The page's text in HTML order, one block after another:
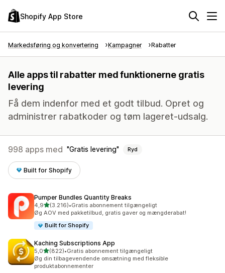
Shopify App Store
Markedsføring og konvertering Kampagner Rabatter
Alle apps til rabatter med funktionerne gratis
levering
Få dem indenfor med et godt tilbud. Opret og
administrer rabatkoder og tøm lageret-udsalg.
998 apps med Gratis levering Ryd
Built for Shopify
Pumper Bundles Quantity Breaks
4,9ud af 5 stjerner
(3.216)
3216 anmeldelser i alt
•Gratis abonnement tilgængeligt
Øg AOV med pakketilbud, gratis gaver og mængderabat!
Built for Shopify
Kaching Subscriptions App
5,0ud af 5 stjerner
(822)
822 anmeldelser i alt
•Gratis abonnement tilgængeligt
Øg din tilbagevendende omsætning med fleksible
produktabonnementer